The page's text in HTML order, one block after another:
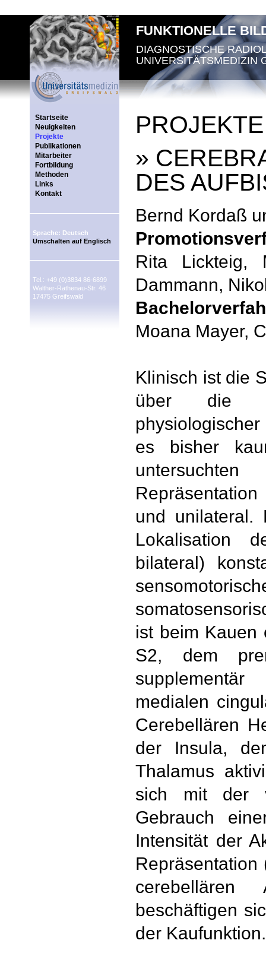
FUNKTIONELLE
DIAGNOSTISCHE
UNIVERSITÄTSMEDIZIN
Startseite
Neuigkeiten
Projekte
Publikationen
Mitarbeiter
Fortbildung
Methoden
Links
Kontakt
Sprache: Deutsch
Umschalten auf Englisch
Tel.: +49 (0)3834 86-6899
Walther-Rathenau-Str. 46
17475 Greifswald
PROJEKTE
»
DES
Bernd Kordaß
Rita Lickteig,
Dammann,
Moana Mayer,
Klinisch ist die
über die
es bisher
und unilateral.
Lokalisation
bilateral)
ist beim Kauen
S2, dem
medialen
Cerebellären
der Insula,
Thalamus
sich mit der
Gebrauch
Intensität der
cerebellären
beschäftigen
der Kaufunktion.